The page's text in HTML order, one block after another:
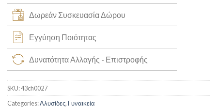
Δωρεάν Συσκευασία Δώρου
Εγγύηση Ποιότητας
Δυνατότητα Αλλαγής - Επιστροφής
SKU:43ch0027
Categories:Αλυσίδες, Γυναικεία